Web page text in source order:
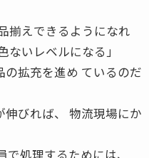
揃えできるようになれ
いレベルになる」
の拡充を進め ているのだ
びれば、 物流現場にか
処理するためには、